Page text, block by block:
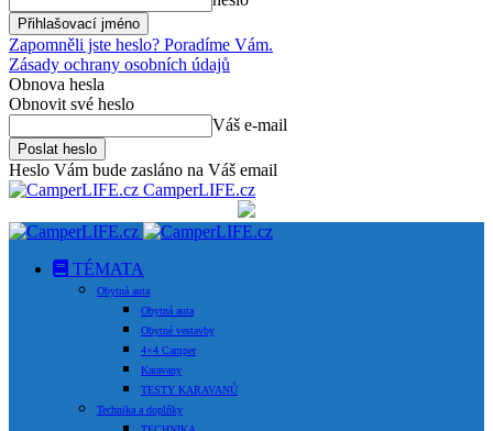
Zapomněli jste heslo? Poradíme Vám.
Zásady ochrany osobních údajů
Obnova hesla
Obnovit své heslo
Váš e-mail
Heslo Vám bude zasláno na Váš email
CamperLIFE.cz
TÉMATA
Obytná auta
Obytná auta
Obytné vestavby
4×4 Camper
Karavany
TESTY KARAVANŮ
Technika a doplňky